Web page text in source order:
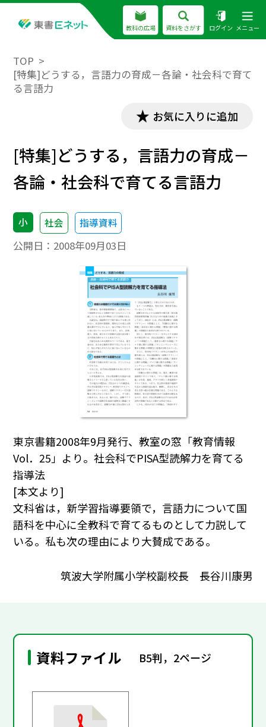
教科の広場 資料をさがす ログイン メニュー
TOP
[特集]どうする，言語力の育成－各論・社会科で育て
る言語力
お気に入りに追加
[特集]どうする，言語力の育成－
各論・社会科で育てる言語力
小 社会 指導資料
公開日： 2008年09月03日
東京書籍2008年9月発行、教室の窓「教育情報
Vol．25」より。社会科でPISA型読解力を育てる
指導法
[本文より]
文科省は，新学習指導要領で，言語力について国
語科を中心に全教科で育てるものとして力説して
いる。私も次の理由により大賛成である。
筑波大学附属小学校副校長 長谷川康男
資料ファイル B5判，2ページ